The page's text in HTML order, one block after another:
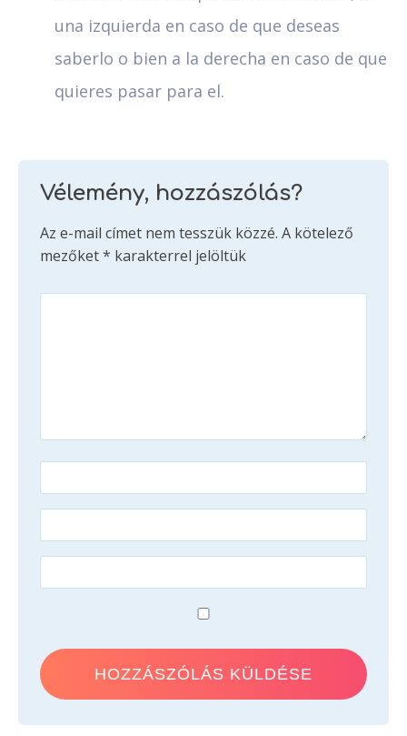
una izquierda en caso de que deseas
saberlo o bien a la derecha en caso de que
quieres pasar para el.
Vélemény, hozzászólás?
Az e-mail címet nem tesszük közzé. A kötelező
mezőket* karakterrel jelöltük